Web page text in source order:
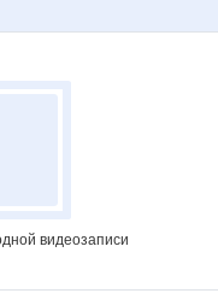
видеозаписи